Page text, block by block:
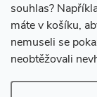
souhlas?
máte v košíku,
nemuseli se
neobtěžovali
Instagram